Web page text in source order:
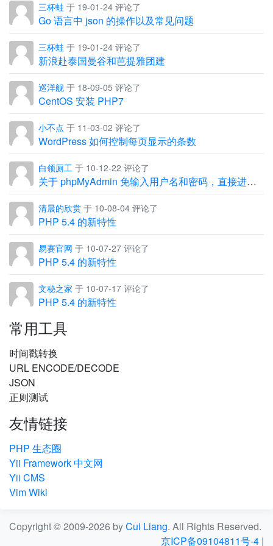
三杯蛙 于 19-01-24 评论了
Go 语言中 json 的操作以及常见问题
三杯蛙 于 19-01-24 评论了
新浪赴泰国曼谷和芭提雅团建
巡洋舰 于 18-09-05 评论了
CentOS 安装 PHP7
小不点 于 11-03-02 评论了
WordPress 如何控制每页显示的条数
白领厕工 于 10-12-22 评论了
关于 phpMyAdmin 免输入用户名和密码，直接进入管理界面
清晨的欣赏 于 10-08-04 评论了
PHP 5.4 的新特性
易赛官网 于 10-07-27 评论了
PHP 5.4 的新特性
文秘之家 于 10-07-17 评论了
PHP 5.4 的新特性
常用工具
时间戳转换
URL ENCODE/DECODE
JSON
正则测试
友情链接
PHP 生态圈
Yii Framework 中文网
Yii CMS
Vim Wiki
Copyright © 2009-2026 byCui Liang. All Rights Reserved.
京ICP备09104811号-4 |